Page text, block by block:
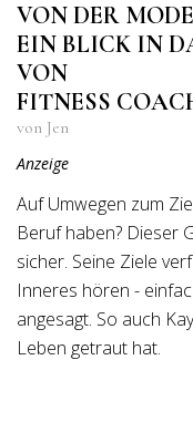
VON DER
EIN BLICK IN
VON
FITNESS
von Jen
Anzeige
Auf Umwegen zum
Beruf haben? Dieser
sicher. Seine Ziele
Inneres hören -
angesagt. So auch
Leben getraut hat.